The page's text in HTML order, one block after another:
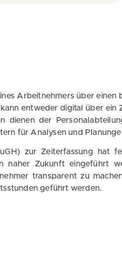
Arbeitnehmers über einen
entweder digital über ein
dienen der
für Analysen und
zur Zeiterfassung hat
naher Zukunft eingeführt
transparent zu
geführt werden.